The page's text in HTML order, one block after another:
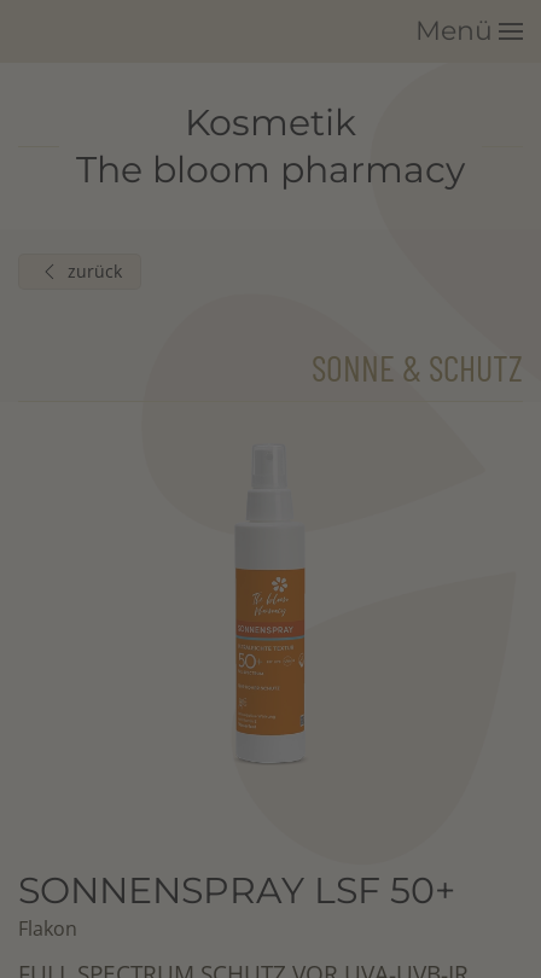
Menü
Kosmetik
The bloom pharmacy
zurück
SONNE & SCHUTZ
SONNENSPRAY LSF 50+
Flakon